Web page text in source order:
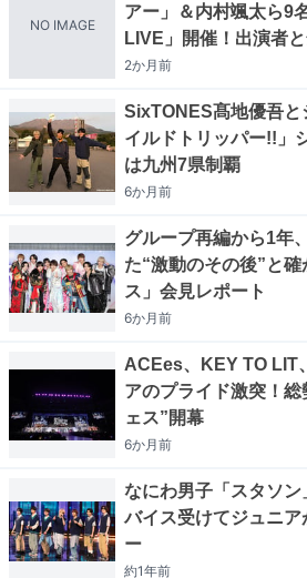
NO IMAGE
アー」＆内村颯太ら9
LIVE」開催！出演者
2か月前
SixTONES髙地優吾と
イルドトリッパー!!」
は九州7県制覇
6か月前
グループ再編から1年
た“激動のその後”と
ス」会見レポート
6か月前
ACEes、KEY TO LIT
アのプライド激突！
ェス”開幕
6か月前
なにわ男子「スタソ
バイス受けてジュニ
ー
約1年前